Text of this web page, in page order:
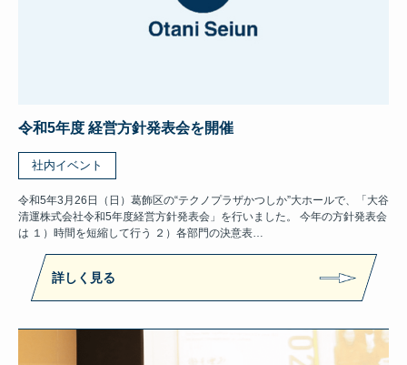
令和5年度 経営方針発表会を開催
社内イベント
令和5年3月26日（日）葛飾区の“テクノプラザかつしか”大ホールで、「大谷
清運株式会社令和5年度経営方針発表会」を行いました。 今年の方針発表会
は １）時間を短縮して行う ２）各部門の決意表…
詳しく見る